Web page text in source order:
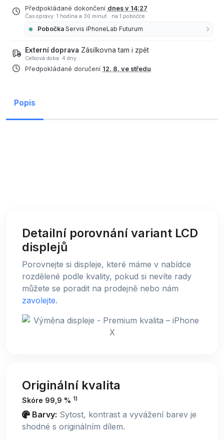
Předpokládané dokončení dnes v 14:27
Čas opravy: 1 hodina a 30 minut · na 1 pobočce
Pobočka Servis iPhoneLab Futurum
Externí doprava Zásilkovna tam i zpět
Celková doba: 4 dny
Předpokládané doručení 12. 8. ve středu
Popis
Detailní porovnání variant LCD
displejů
Porovnejte si displeje, které máme v nabídce
rozdělené podle kvality, pokud si nevíte rady
můžete se poradit na prodejně nebo nám
zavolejte.
Originální kvalita
Skóre 99,9 % 1)
Barvy: Sytost, kontrast a vyvážení barev je
shodné s originálním dílem.